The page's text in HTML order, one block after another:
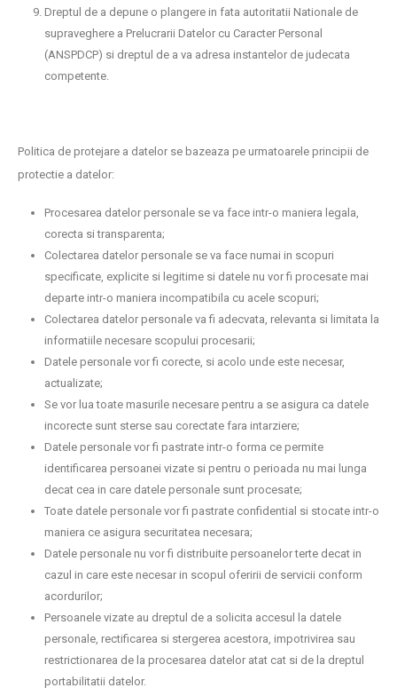
Dreptul de a depune o plangere in fata autoritatii Nationale de
supraveghere a Prelucrarii Datelor cu Caracter Personal
(ANSPDCP) si dreptul de a va adresa instantelor de judecata
competente.
Politica de protejare a datelor se bazeaza pe urmatoarele principii de
protectie a datelor:
Procesarea datelor personale se va face intr-o maniera legala,
corecta si transparenta;
Colectarea datelor personale se va face numai in scopuri
specificate, explicite si legitime si datele nu vor fi procesate mai
departe intr-o maniera incompatibila cu acele scopuri;
Colectarea datelor personale va fi adecvata, relevanta si limitata la
informatiile necesare scopului procesarii;
Datele personale vor fi corecte, si acolo unde este necesar,
actualizate;
Se vor lua toate masurile necesare pentru a se asigura ca datele
incorecte sunt sterse sau corectate fara intarziere;
Datele personale vor fi pastrate intr-o forma ce permite
identificarea persoanei vizate si pentru o perioada nu mai lunga
decat cea in care datele personale sunt procesate;
Toate datele personale vor fi pastrate confidential si stocate intr-o
maniera ce asigura securitatea necesara;
Datele personale nu vor fi distribuite persoanelor terte decat in
cazul in care este necesar in scopul oferirii de servicii conform
acordurilor;
Persoanele vizate au dreptul de a solicita accesul la datele
personale, rectificarea si stergerea acestora, impotrivirea sau
restrictionarea de la procesarea datelor atat cat si de la dreptul
portabilitatii datelor.